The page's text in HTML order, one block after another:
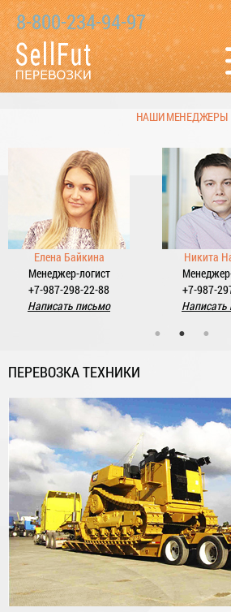
8-800-234-94-97
НАШИ МЕНЕДЖЕРЫ
Елена Байкина
Менеджер-логист
+7-987-298-22-88
Написать письмо
Никита
+7-987-
Написать
ПЕРЕВОЗКА ТЕХНИКИ